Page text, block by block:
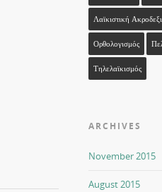
Λαϊκιστική
Ορθολογισμός
Τηλελαϊκισμός
ARCHIVES
November 2015
August 2015